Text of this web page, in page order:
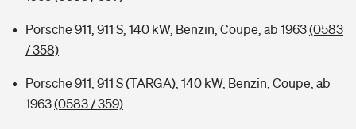
Porsche 911, 911 S, 140 kW, Benzin, Coupe, ab 1963(0583
/ 358)
Porsche 911, 911 S (TARGA), 140 kW, Benzin, Coupe, ab
1963(0583 / 359)